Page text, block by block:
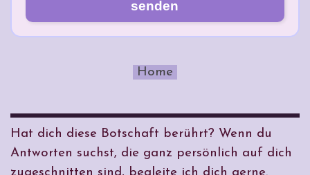
senden
Home
Hat dich diese Botschaft berührt? Wenn du
Antworten suchst, die ganz persönlich auf dich
zugeschnitten sind, begleite ich dich gerne.